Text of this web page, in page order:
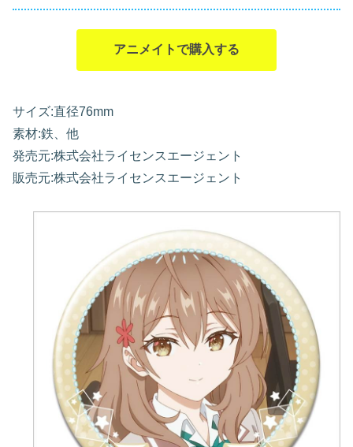
アニメイトで購入する
サイズ:直径76mm
素材:鉄、他
発売元:株式会社ライセンスエージェント
販売元:株式会社ライセンスエージェント